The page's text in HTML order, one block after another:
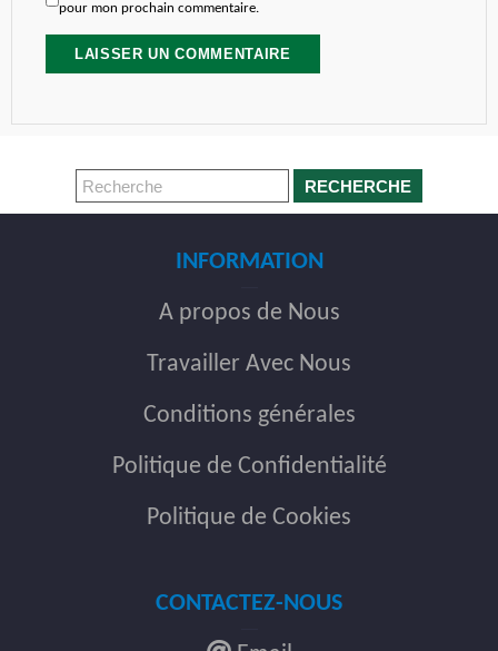
pour mon prochain commentaire.
RECHERCHE
INFORMATION
A propos de Nous
Travailler Avec Nous
Conditions générales
Politique de Confidentialité
Politique de Cookies
CONTACTEZ-NOUS